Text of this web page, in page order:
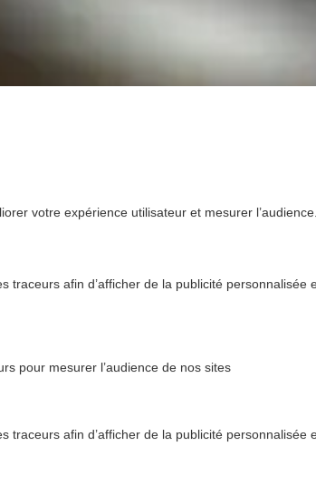
votre expérience utilisateur et mesurer
traceurs afin d’afficher de la publicité
pour mesurer l’audience de nos sites
traceurs afin d’afficher de la publicité